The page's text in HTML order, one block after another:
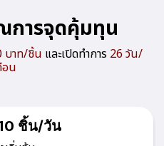
การจุดคุ้มทุน
บาท/ชิ้น และเปิดทำการ 26 วัน/
อน
ชิ้น/วัน